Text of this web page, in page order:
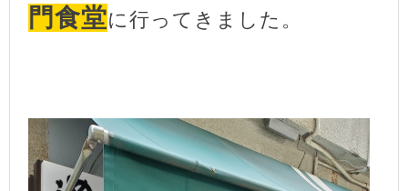
門食堂に行ってきました。